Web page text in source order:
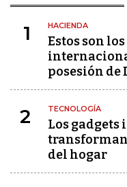
1 HACIENDA
Estos son
posesión de
2 TECNOLOGÍA
Los gadgets
del hogar